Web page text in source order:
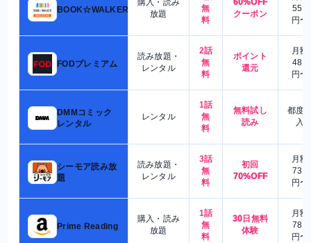
BOOK☆WALKER
購入・読み
放題
無
料
60%OFF
クーポン
550
円〜
FODプレミアム
読み放題・
レンタル
2話
無
料
ポイント
還元
月額
480
円〜
DMMコミック
レンタル
レンタル
1話
無
料
無料試し
読み
都度
入
シーモア読み放
題
読み放題・
レンタル
3話
無
料
初回
70%OFF
月額
730
円〜
Prime Reading
購入・読み
放題
1話
無
料
30日無料
体験
月額
780
円〜